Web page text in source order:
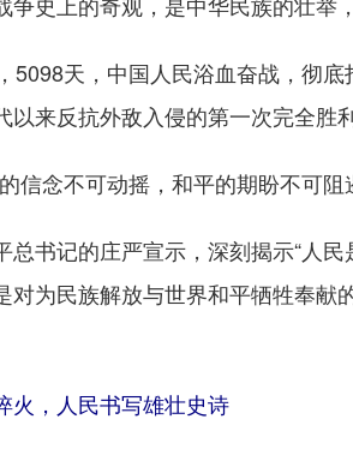
天，中国人民浴血奋战，彻底
以来反抗外敌入侵的第一次完全胜
念不可动摇，和平的期盼不可阻
书记的庄严宣示，深刻揭示“人民
对为民族解放与世界和平牺牲奉
火，人民书写雄壮史诗